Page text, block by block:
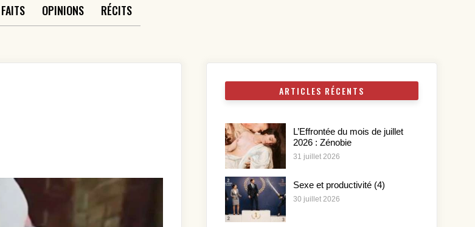
FAITS OPINIONS RÉCITS
ARTICLES RÉCENTS
L’Effrontée du mois de juillet
2026 : Zénobie
31 juillet 2026
Sexe et productivité (4)
30 juillet 2026